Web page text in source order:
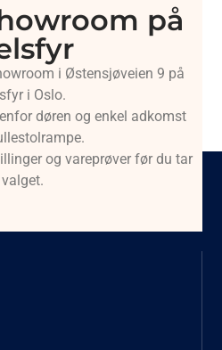
på
i Østensjøveien 9 på
i Oslo.
døren og enkel adkomst
og vareprøver før du tar
valget.